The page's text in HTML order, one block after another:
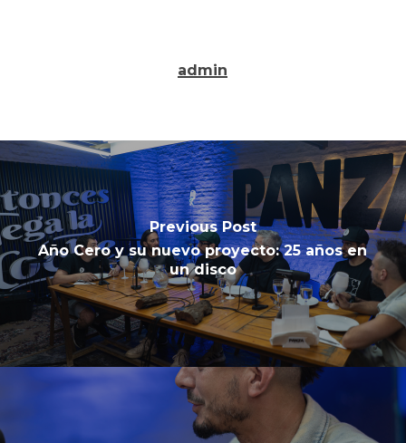
admin
Previous Post
Año Cero y su nuevo proyecto: 25 años en
un disco